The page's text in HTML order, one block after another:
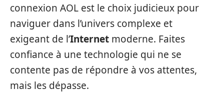
connexion AOL est le choix judicieux pour
naviguer dans l’univers complexe et
exigeant de l’Internet moderne. Faites
confiance à une technologie qui ne se
contente pas de répondre à vos attentes,
mais les dépasse.